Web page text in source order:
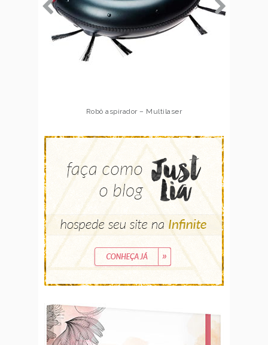
Robô aspirador – Multilaser